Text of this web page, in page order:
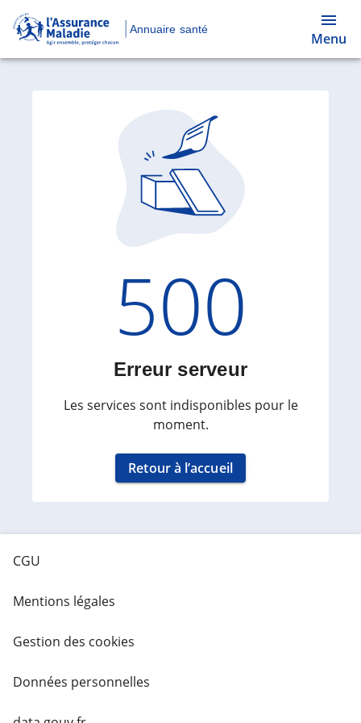
Annuaire santé
Menu
Code
500
Erreur serveur
Les services sont indisponibles pour le
moment.
Retour à l’accueil
CGU
Mentions légales
Gestion des cookies
Données personnelles